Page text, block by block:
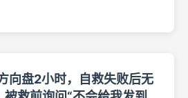
向盘2小时，自救失败后无